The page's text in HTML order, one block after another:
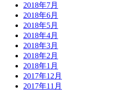
2018年7月
2018年6月
2018年5月
2018年4月
2018年3月
2018年2月
2018年1月
2017年12月
2017年11月